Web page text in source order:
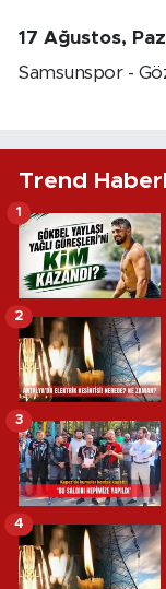
17 Ağustos,
Samsunspor -
Trend
1
2
3
4